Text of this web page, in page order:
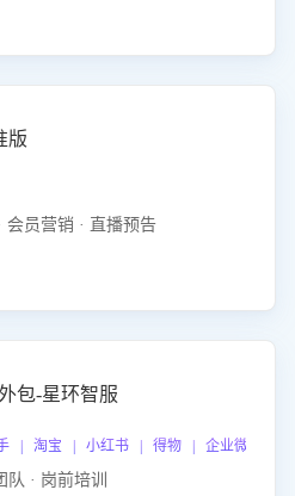
版
会员营销 · 直播预告
包-星环智服
| 淘宝 | 小红书 | 得物 | 企业微信
· 岗前培训